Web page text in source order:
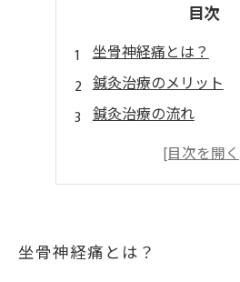
目次
坐骨神経痛とは？
鍼灸治療のメリット
鍼灸治療の流れ
治療前に知っておきた
坐骨神経痛とは？